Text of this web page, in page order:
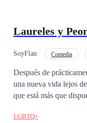
Laureles y
SoyFlan Comedia
Después de
una nueva vida lejos de ellos. Pero al tratar de vivir monótonamente, llama la
que está más que dispuesto en hacer
historia contiene
LGBTQ+